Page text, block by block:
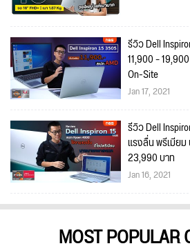
รีวิว Dell
11,900 –
On-Site
Jan 17, 2021
รีวิว Dell
แรงลื่น พรีเมียม
23,990 บาท
Jan 16, 2021
MOST POPULAR